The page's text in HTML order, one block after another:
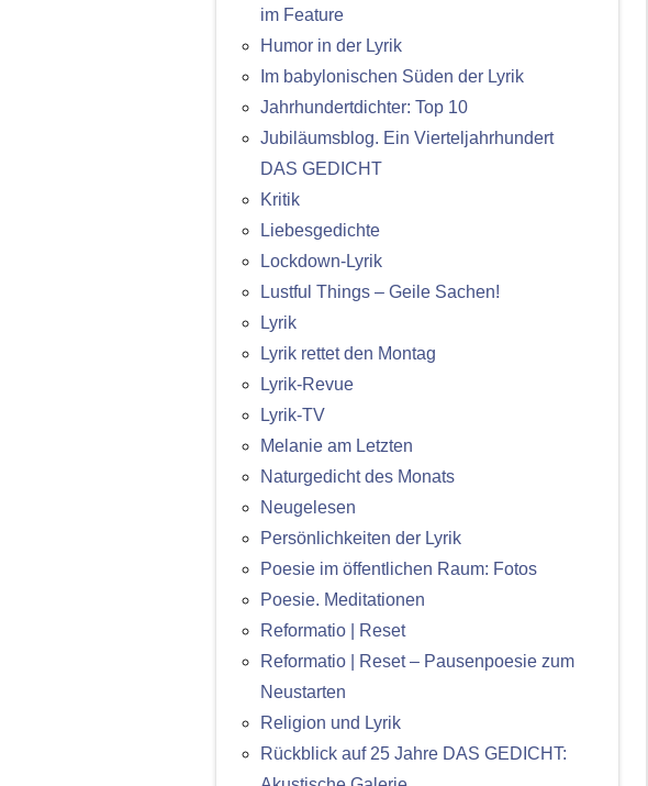
im Feature
Humor in der Lyrik
Im babylonischen Süden der Lyrik
Jahrhundertdichter: Top 10
Jubiläumsblog. Ein Vierteljahrhundert
DAS GEDICHT
Kritik
Liebesgedichte
Lockdown-Lyrik
Lustful Things – Geile Sachen!
Lyrik
Lyrik rettet den Montag
Lyrik-Revue
Lyrik-TV
Melanie am Letzten
Naturgedicht des Monats
Neugelesen
Persönlichkeiten der Lyrik
Poesie im öffentlichen Raum: Fotos
Poesie. Meditationen
Reformatio | Reset
Reformatio | Reset – Pausenpoesie zum
Neustarten
Religion und Lyrik
Rückblick auf 25 Jahre DAS GEDICHT: